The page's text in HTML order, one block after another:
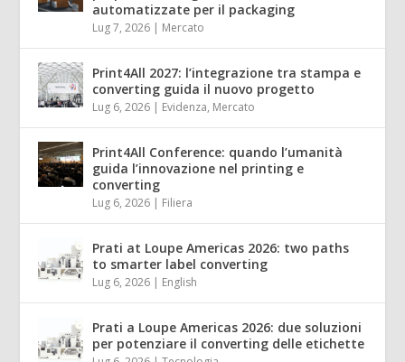
automatizzate per il packaging
Lug 7, 2026 | Mercato
Print4All 2027: l’integrazione tra stampa e
converting guida il nuovo progetto
Lug 6, 2026 | Evidenza, Mercato
Print4All Conference: quando l’umanità
guida l’innovazione nel printing e
converting
Lug 6, 2026 | Filiera
Prati at Loupe Americas 2026: two paths
to smarter label converting
Lug 6, 2026 | English
Prati a Loupe Americas 2026: due soluzioni
per potenziare il converting delle etichette